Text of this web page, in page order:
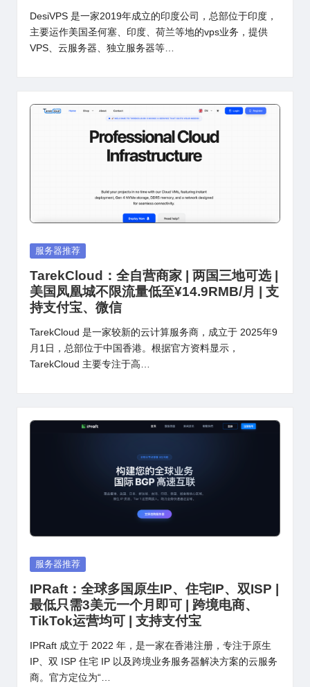
DesiVPS 是一家2019年成立的印度公司，总部位于印度，
主要运作美国圣何塞、印度、荷兰等地的vps业务，提供
VPS、云服务器、独立服务器等…
Posted
服务器推荐
TarekCloud：全自营商家 | 两国三地可选 |
美国凤凰城不限流量低至¥14.9RMB/月 | 支
持支付宝、微信
TarekCloud 是一家较新的云计算服务商，成立于 2025年9
月1日，总部位于中国香港。根据官方资料显示，
TarekCloud 主要专注于高…
Posted
服务器推荐
IPRaft：全球多国原生IP、住宅IP、双ISP |
最低只需3美元一个月即可 | 跨境电商、
TikTok运营均可 | 支持支付宝
IPRaft 成立于 2022 年，是一家在香港注册，专注于原生
IP、双 ISP 住宅 IP 以及跨境业务服务器解决方案的云服务
商。官方定位为“…